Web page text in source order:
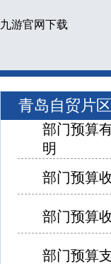
九游官网下载
青岛自贸片
部门预算
明
部门预算
部门预算
部门预算